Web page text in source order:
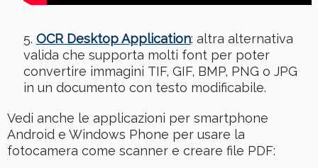
OCR Desktop Application: altra alternativa
valida che supporta molti font per poter
convertire immagini TIF, GIF, BMP, PNG o JPG
in un documento con testo modificabile.
Vedi anche le applicazioni per smartphone
Android e Windows Phone per usare la
fotocamera come scanner e creare file PDF: